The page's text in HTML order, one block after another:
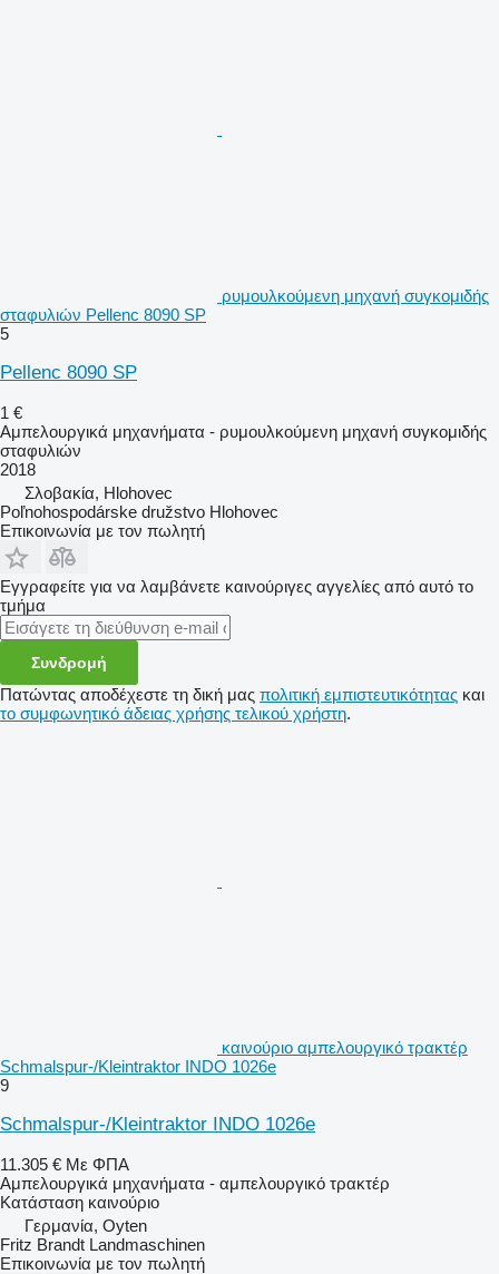
ρυμουλκούμενη μηχανή συγκομιδής
σταφυλιών Pellenc 8090 SP
5
Pellenc 8090 SP
1 €
Αμπελουργικά μηχανήματα - ρυμουλκούμενη μηχανή συγκομιδής
σταφυλιών
2018
Σλοβακία, Hlohovec
Poľnohospodárske družstvo Hlohovec
Επικοινωνία με τον πωλητή
Εγγραφείτε για να λαμβάνετε καινούριγες αγγελίες από αυτό το
τμήμα
Συνδρομή
Πατώντας αποδέχεστε τη δική μας πολιτική εμπιστευτικότητας και
το συμφωνητικό άδειας χρήσης τελικού χρήστη.
καινούριο αμπελουργικό τρακτέρ
Schmalspur-/Kleintraktor INDO 1026e
9
Schmalspur-/Kleintraktor INDO 1026e
11.305 € Με ΦΠΑ
Αμπελουργικά μηχανήματα - αμπελουργικό τρακτέρ
Κατάσταση καινούριο
Γερμανία, Oyten
Fritz Brandt Landmaschinen
Επικοινωνία με τον πωλητή